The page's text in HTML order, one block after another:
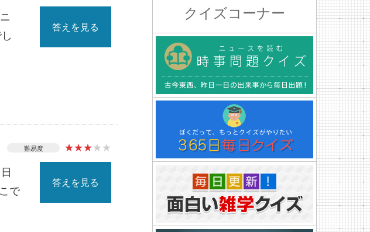
答えを見る
難易度 ★★★★★
で
答えを見る
クイズコーナー